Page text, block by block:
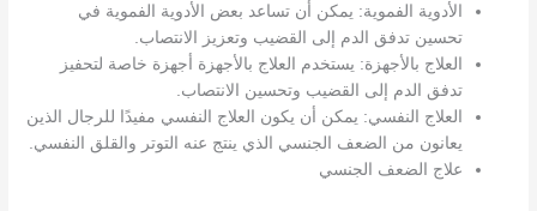
الأدوية الفموية: يمكن أن تساعد بعض الأدوية الفموية في
تحسين تدفق الدم إلى القضيب وتعزيز الانتصاب.
العلاج بالأجهزة: يستخدم العلاج بالأجهزة أجهزة خاصة لتحفيز
تدفق الدم إلى القضيب وتحسين الانتصاب.
العلاج النفسي: يمكن أن يكون العلاج النفسي مفيدًا للرجال الذين
يعانون من الضعف الجنسي الذي ينتج عنه التوتر والقلق النفسي.
علاج الضعف الجنسي